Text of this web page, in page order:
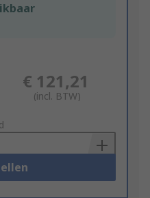
€ 121,21
(incl. BTW)